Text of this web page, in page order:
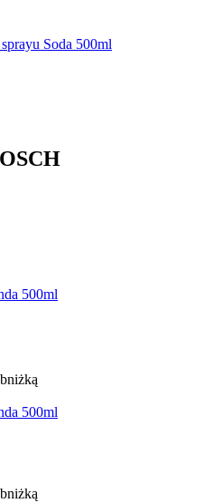
Soda 500ml
500ml
500ml